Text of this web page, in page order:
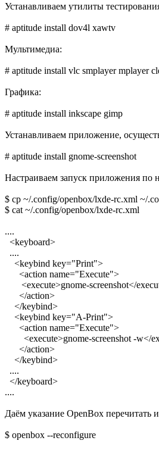
Устанавливаем утилиты
# aptitude install dov4l xawtv
Мультимедиа:
# aptitude install vlc smplayer mplayer
Графика:
# aptitude install inkscape gimp
Устанавливаем приложение,
# aptitude install gnome-screenshot
Настраиваем запуск приложения
$ cp ~/.config/openbox/lxde-rc.xml ~/
$ cat ~/.config/openbox/lxde-rc.xml
....
<keyboard>
....
<keybind key="Print">
<action name="Execute">
<execute>gnome-screenshot</
</action>
</keybind>
<keybind key="A-Print">
<action name="Execute">
<execute>gnome-screenshot -w</
</action>
</keybind>
....
</keyboard>
....
Даём указание OpenBox
$ openbox --reconfigure